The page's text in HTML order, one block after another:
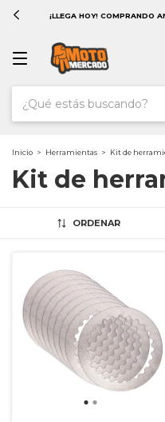
¡LLEGA HOY! COMPRANDO
Inicio > Herramientas > Kit de
Kit de
ORDENAR